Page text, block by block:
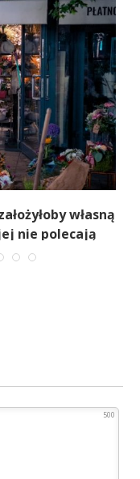
własną
nie polecają
500